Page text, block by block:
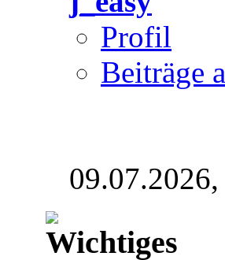
Profil
Beiträge
09.07.2026,